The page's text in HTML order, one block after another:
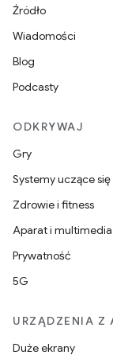
Źródło
Wiadomości
Blog
Podcasty
ODKRYWAJ
Gry
Systemy uczące się
Zdrowie i fitness
Aparat i multimedia
Prywatność
5G
URZĄDZENIA Z
Duże ekrany